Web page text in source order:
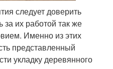
следует доверить
их работой так же
Именно из этих
представленный
укладку деревянного